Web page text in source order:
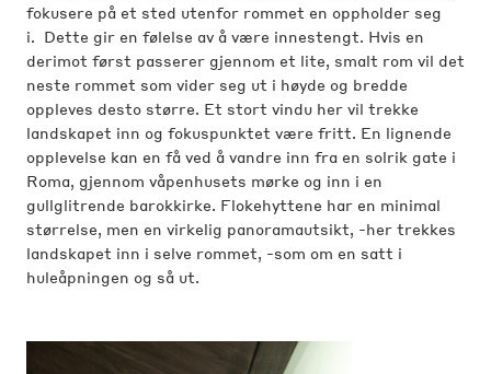
fokusere på et sted utenfor rommet en oppholder seg
i. Dette gir en følelse av å være innestengt. Hvis en
derimot først passerer gjennom et lite, smalt rom vil det
neste rommet som vider seg ut i høyde og bredde
oppleves desto større. Et stort vindu her vil trekke
landskapet inn og fokuspunktet være fritt. En lignende
opplevelse kan en få ved å vandre inn fra en solrik gate i
Roma, gjennom våpenhusets mørke og inn i en
gullglitrende barokkirke. Flokehyttene har en minimal
størrelse, men en virkelig panoramautsikt, -her trekkes
landskapet inn i selve rommet, -som om en satt i
huleåpningen og så ut.